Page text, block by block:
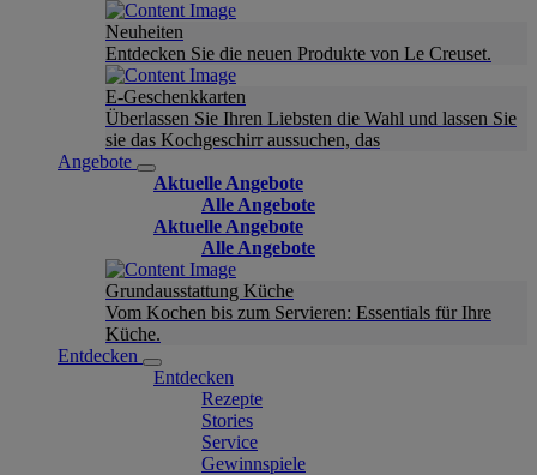
Neuheiten
Entdecken Sie die neuen Produkte von Le Creuset.
E-Geschenkkarten
Überlassen Sie Ihren Liebsten die Wahl und lassen Sie
sie das Kochgeschirr aussuchen, das
Angebote
Aktuelle Angebote
Alle Angebote
Aktuelle Angebote
Alle Angebote
Grundausstattung Küche
Vom Kochen bis zum Servieren: Essentials für Ihre
Küche.
Entdecken
Entdecken
Rezepte
Stories
Service
Gewinnspiele